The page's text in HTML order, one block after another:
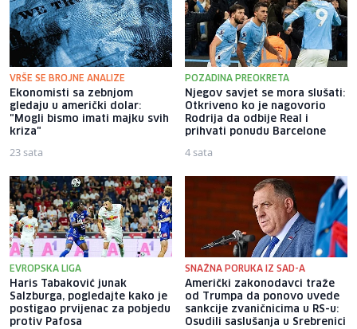
VRŠE SE BROJNE ANALIZE
Ekonomisti sa zebnjom
gledaju u američki dolar:
"Mogli bismo imati majku svih
kriza"
23 sata
POZADINA PREOKRETA
Njegov savjet se mora slušati:
Otkriveno ko je nagovorio
Rodrija da odbije Real i
prihvati ponudu Barcelone
4 sata
EVROPSKA LIGA
Haris Tabaković junak
Salzburga, pogledajte kako je
postigao prvijenac za pobjedu
protiv Pafosa
SNAŽNA PORUKA IZ SAD-A
Američki zakonodavci traže
od Trumpa da ponovo uvede
sankcije zvaničnicima u RS-u:
Osudili saslušanja u Srebrenici